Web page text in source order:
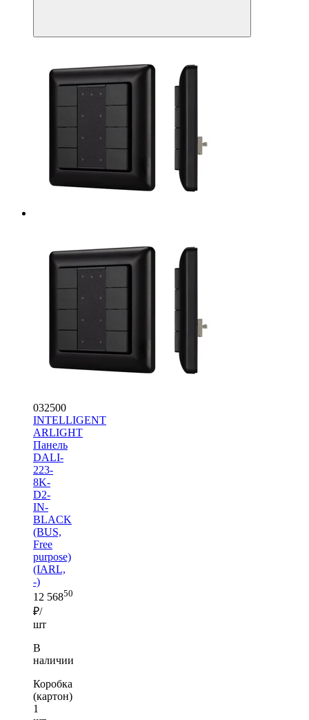
032500
INTELLIGENT
ARLIGHT
Панель
DALI-
223-
8K-
D2-
IN-
BLACK
(BUS,
Free
purpose)
(IARL,
-)
12 56850
₽/
шт
В
наличии
Коробка
(картон)
1